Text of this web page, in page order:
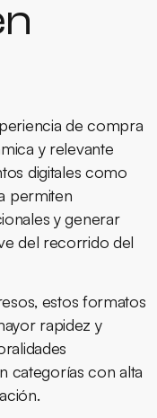
de compra
y relevante
digitales como
permiten
y generar
del recorrido del
estos formatos
rapidez y
categorías con alta